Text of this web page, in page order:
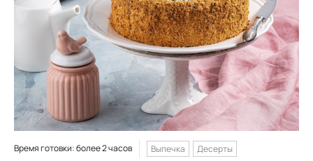
Время готовки: более 2 часов Выпечка Десерты